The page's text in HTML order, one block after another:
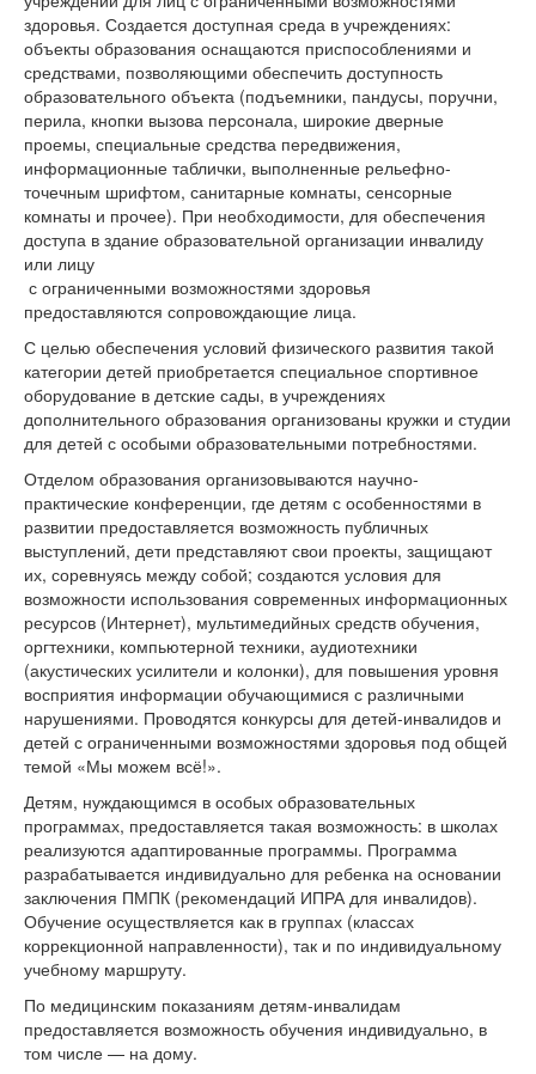
здоровья. Создается доступная среда в учреждениях:
объекты образования оснащаются приспособлениями и
средствами, позволяющими обеспечить доступность
образовательного объекта (подъемники, пандусы, поручни,
перила, кнопки вызова персонала, широкие дверные
проемы, специальные средства передвижения,
информационные таблички, выполненные рельефно-
точечным шрифтом, санитарные комнаты, сенсорные
комнаты и прочее). При необходимости, для обеспечения
доступа в здание образовательной организации инвалиду
или лицу
с ограниченными возможностями здоровья
предоставляются сопровождающие лица.
С целью обеспечения условий физического развития такой
категории детей приобретается специальное спортивное
оборудование в детские сады, в учреждениях
дополнительного образования организованы кружки и студии
для детей с особыми образовательными потребностями.
Отделом образования организовываются научно-
практические конференции, где детям с особенностями в
развитии предоставляется возможность публичных
выступлений, дети представляют свои проекты, защищают
их, соревнуясь между собой; создаются условия для
возможности использования современных информационных
ресурсов (Интернет), мультимедийных средств обучения,
оргтехники, компьютерной техники, аудиотехники
(акустических усилители и колонки), для повышения уровня
восприятия информации обучающимися с различными
нарушениями. Проводятся конкурсы для детей-инвалидов и
детей с ограниченными возможностями здоровья под общей
темой «Мы можем всё!».
Детям, нуждающимся в особых образовательных
программах, предоставляется такая возможность: в школах
реализуются адаптированные программы. Программа
разрабатывается индивидуально для ребенка на основании
заключения ПМПК (рекомендаций ИПРА для инвалидов).
Обучение осуществляется как в группах (классах
коррекционной направленности), так и по индивидуальному
учебному маршруту.
По медицинским показаниям детям-инвалидам
предоставляется возможность обучения индивидуально, в
том числе — на дому.